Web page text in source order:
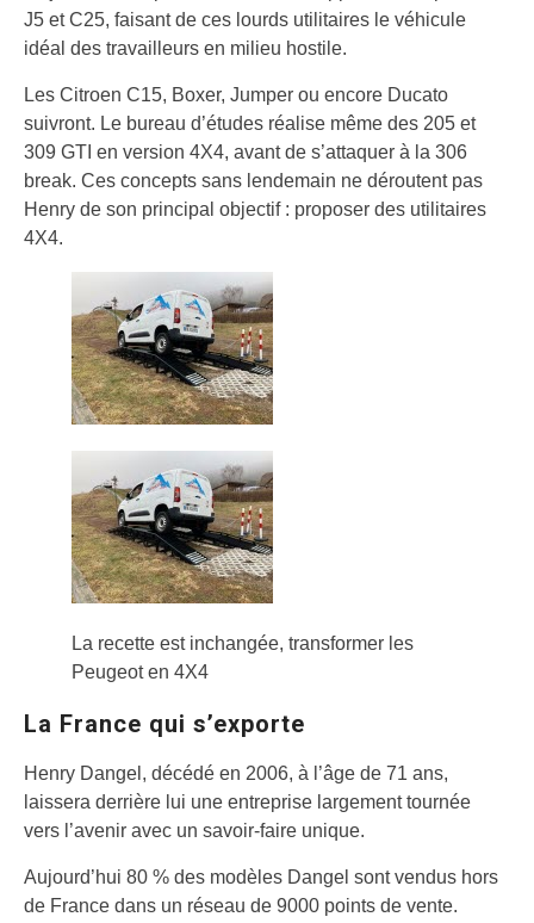
J5 et C25, faisant de ces lourds utilitaires le véhicule
idéal des travailleurs en milieu hostile.
Les Citroen C15, Boxer, Jumper ou encore Ducato
suivront. Le bureau d’études réalise même des 205 et
309 GTI en version 4X4, avant de s’attaquer à la 306
break. Ces concepts sans lendemain ne déroutent pas
Henry de son principal objectif : proposer des utilitaires
4X4.
La recette est inchangée, transformer les
Peugeot en 4X4
La France qui s’exporte
Henry Dangel, décédé en 2006, à l’âge de 71 ans,
laissera derrière lui une entreprise largement tournée
vers l’avenir avec un savoir-faire unique.
Aujourd’hui 80 % des modèles Dangel sont vendus hors
de France dans un réseau de 9000 points de vente.